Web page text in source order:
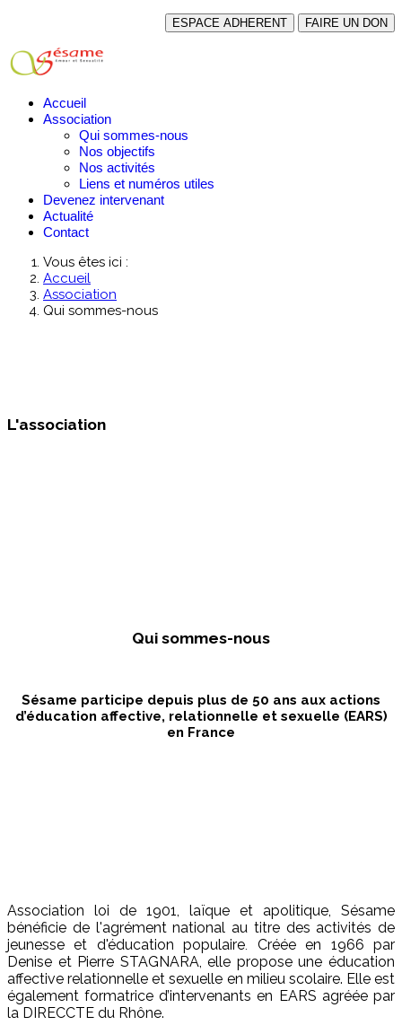
ESPACE ADHERENT FAIRE UN DON
Accueil
Association
Qui sommes-nous
Nos objectifs
Nos activités
Liens et numéros utiles
Devenez intervenant
Actualité
Contact
Vous êtes ici :
Accueil
Association
Qui sommes-nous
L'association
Qui sommes-nous
Sésame participe depuis plus de 50 ans aux actions
d’éducation affective, relationnelle et sexuelle (EARS)
en France
Association loi de 1901, laïque et apolitique, Sésame
bénéficie de l'agrément national au titre des activités de
jeunesse et d'éducation populaire. Créée en 1966 par
Denise et Pierre STAGNARA, elle propose une éducation
affective relationnelle et sexuelle en milieu scolaire. Elle est
également formatrice d’intervenants en EARS agréée par
la DIRECCTE du Rhône.